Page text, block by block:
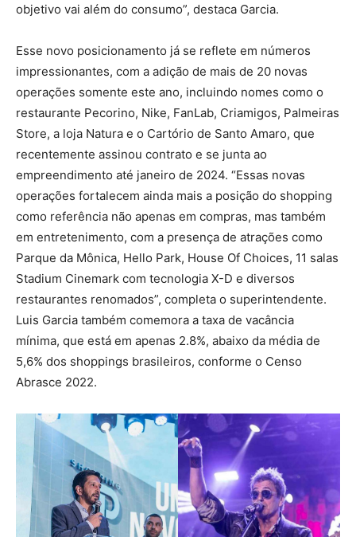
objetivo vai além do consumo”, destaca Garcia.
Esse novo posicionamento já se reflete em números
impressionantes, com a adição de mais de 20 novas
operações somente este ano, incluindo nomes como o
restaurante Pecorino, Nike, FanLab, Criamigos, Palmeiras
Store, a loja Natura e o Cartório de Santo Amaro, que
recentemente assinou contrato e se junta ao
empreendimento até janeiro de 2024. “Essas novas
operações fortalecem ainda mais a posição do shopping
como referência não apenas em compras, mas também
em entretenimento, com a presença de atrações como
Parque da Mônica, Hello Park, House Of Choices, 11 salas
Stadium Cinemark com tecnologia X-D e diversos
restaurantes renomados”, completa o superintendente.
Luis Garcia também comemora a taxa de vacância
mínima, que está em apenas 2.8%, abaixo da média de
5,6% dos shoppings brasileiros, conforme o Censo
Abrasce 2022.